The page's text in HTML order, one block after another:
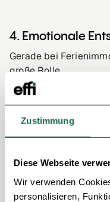
Zustimmung
Diese Webseite
Wir verwenden
personalisieren,
4. Emotionale
Gerade bei
große Rolle.
Doch eine
wirtschaftlich
Immobilienkauf ist
Zahlen zu stellen.
5. Laufende
Neben der